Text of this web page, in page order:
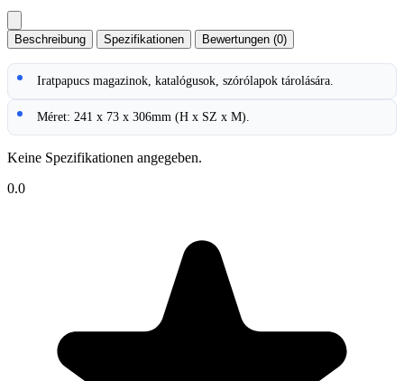
Beschreibung Spezifikationen Bewertungen (0)
Iratpapucs magazinok, katalógusok, szórólapok tárolására.
Méret: 241 x 73 x 306mm (H x SZ x M).
Keine Spezifikationen angegeben.
0.0